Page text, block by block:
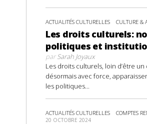
ACTUALITÉS CULTURELLES CULTURE &
Les droits culturels:
politiques et
parSarah Joyaux
Les droits culturels, loin d’être
désormais avec force,
les politiques...
ACTUALITÉS CULTURELLES COMPTES
20 OCTOBRE 2024